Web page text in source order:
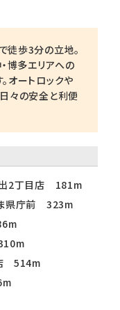
徒歩3分の立地。
博多エリアへの
オートロックや
々の安全と利便
出2丁目店 181m
県庁前 323m
514m